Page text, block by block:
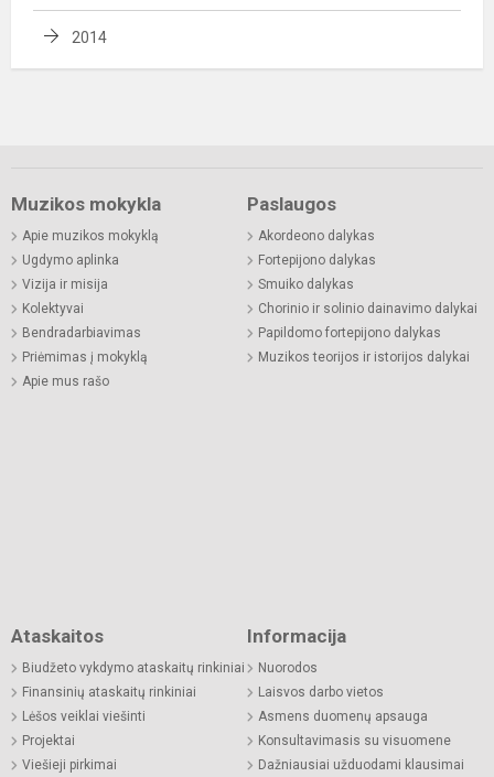
2014
Muzikos mokykla
Apie muzikos mokyklą
Ugdymo aplinka
Vizija ir misija
Kolektyvai
Bendradarbiavimas
Priėmimas į mokyklą
Apie mus rašo
Paslaugos
Akordeono dalykas
Fortepijono dalykas
Smuiko dalykas
Chorinio ir solinio dainavimo dalykai
Papildomo fortepijono dalykas
Muzikos teorijos ir istorijos dalykai
Ataskaitos
Biudžeto vykdymo ataskaitų rinkiniai
Finansinių ataskaitų rinkiniai
Lėšos veiklai viešinti
Projektai
Viešieji pirkimai
Informacija
Nuorodos
Laisvos darbo vietos
Asmens duomenų apsauga
Konsultavimasis su visuomene
Dažniausiai užduodami klausimai